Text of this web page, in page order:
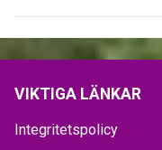
VIKTIGA LÄNKAR
Integritetspolicy